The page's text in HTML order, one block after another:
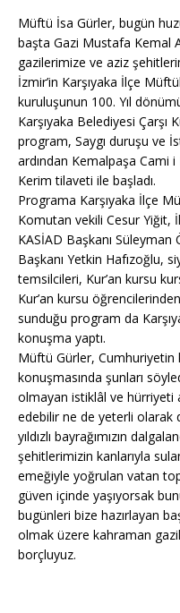
Müftü İsa Gürler, bugün
başta Gazi Mustafa Kemal
gazilerimize ve aziz
İzmir’in Karşıyaka İlçe
kuruluşunun 100. Yıl
Karşıyaka Belediyesi Çarşı
program, Saygı duruşu ve
ardından Kemalpaşa Cami i
Kerim tilaveti ile başladı.
Programa Karşıyaka İlçe
Komutan vekili Cesur Yiğit,
KASİAD Başkanı Süleyman
Başkanı Yetkin Hafızoğlu,
temsilcileri, Kur’an kursu
Kur’an kursu
sunduğu program da
konuşma yaptı.
Müftü Gürler, Cumhuriyetin
konuşmasında şunları
olmayan istiklâl ve hürriyeti
edebilir ne de yeterli olarak
yıldızlı bayrağımızın
şehitlerimizin kanlarıyla
emeğiyle yoğrulan vatan
güven içinde yaşıyorsak
bugünleri bize hazırlayan
olmak üzere kahraman
borçluyuz.